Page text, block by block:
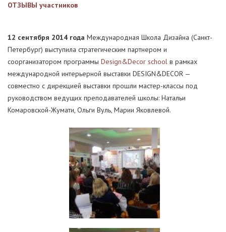
ОТЗЫВЫ участников
12 сентября 2014 года Международная Школа Дизайна (Санкт-
Петербург) выступила стратегическим партнером и
соорганизатором программы Design&Decor school в рамках
международной интерьерной выставки DESIGN&DECOR —
совместно с дирекцией выставки прошли мастер-классы под
руководством ведущих преподавателей школы: Натальи
Комаровской-Жумати, Ольги Вуль, Марии Яковлевой.